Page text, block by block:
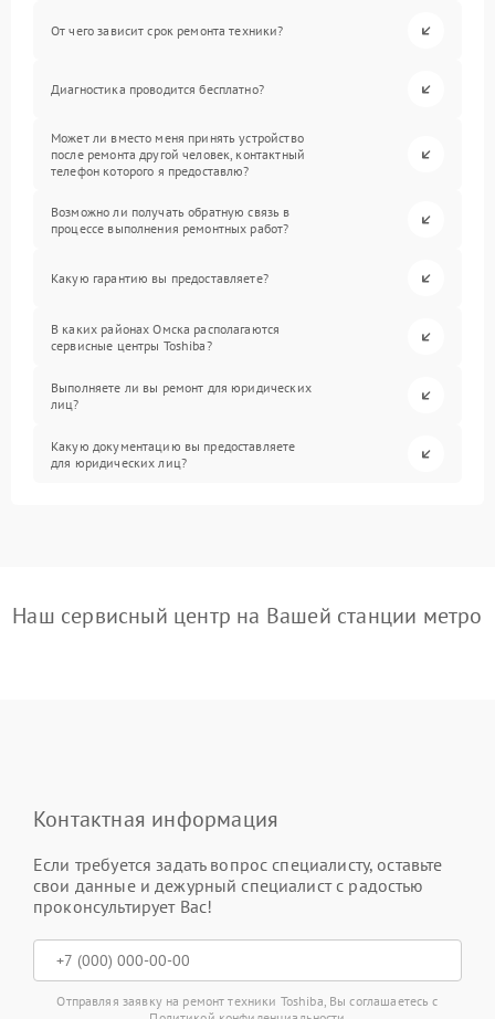
От чего зависит срок ремонта техники?
Диагностика проводится бесплатно?
Может ли вместо меня принять устройство
после ремонта другой человек, контактный
телефон которого я предоставлю?
Возможно ли получать обратную связь в
процессе выполнения ремонтных работ?
Какую гарантию вы предоставляете?
В каких районах Омска располагаются
сервисные центры Toshiba?
Выполняете ли вы ремонт для юридических
лиц?
Какую документацию вы предоставляете
для юридических лиц?
Наш сервисный центр на Вашей станции метро
Контактная информация
Если требуется задать вопрос специалисту, оставьте
свои данные и дежурный специалист с радостью
проконсультирует Вас!
Отправляя заявку на ремонт техники Toshiba, Вы соглашаетесь с